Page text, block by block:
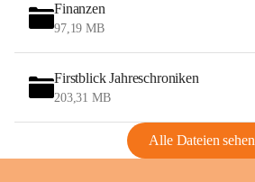
Finanzen
97,19 MB
Firstblick Jahreschroniken
203,31 MB
Alle Dateien sehen